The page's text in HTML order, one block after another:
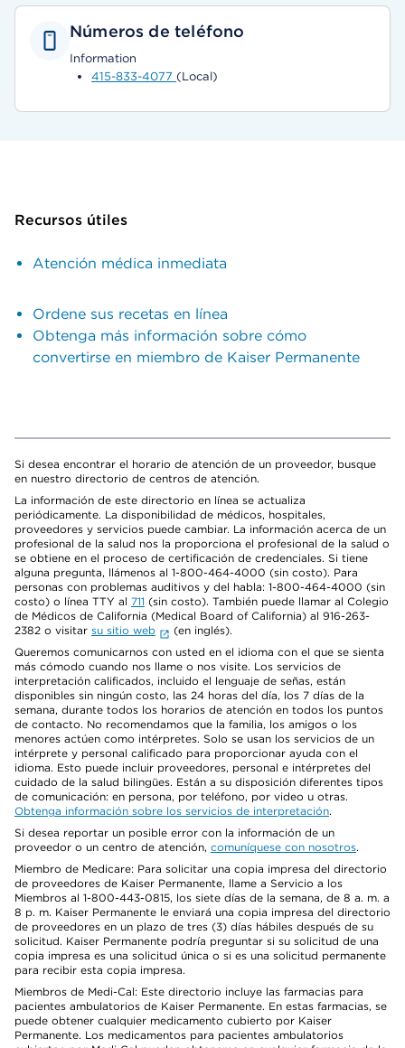
Números de teléfono
Information
415-833-4077 (Local)
Recursos útiles
Atención médica inmediata
Ordene sus recetas en línea
Obtenga más información sobre cómo
convertirse en miembro de Kaiser Permanente
Si desea encontrar el horario de atención de un proveedor, busque
en nuestro directorio de centros de atención.
La información de este directorio en línea se actualiza
periódicamente. La disponibilidad de médicos, hospitales,
proveedores y servicios puede cambiar. La información acerca de un
profesional de la salud nos la proporciona el profesional de la salud o
se obtiene en el proceso de certificación de credenciales. Si tiene
alguna pregunta, llámenos al 1-800-464-4000 (sin costo). Para
personas con problemas auditivos y del habla: 1-800-464-4000 (sin
costo) o línea TTY al 711 (sin costo). También puede llamar al Colegio
de Médicos de California (Medical Board of California) al 916-263-
2382 o visitar su sitio web
(en inglés).
Queremos comunicarnos con usted en el idioma con el que se sienta
más cómodo cuando nos llame o nos visite. Los servicios de
interpretación calificados, incluido el lenguaje de señas, están
disponibles sin ningún costo, las 24 horas del día, los 7 días de la
semana, durante todos los horarios de atención en todos los puntos
de contacto. No recomendamos que la familia, los amigos o los
menores actúen como intérpretes. Solo se usan los servicios de un
intérprete y personal calificado para proporcionar ayuda con el
idioma. Esto puede incluir proveedores, personal e intérpretes del
cuidado de la salud bilingües. Están a su disposición diferentes tipos
de comunicación: en persona, por teléfono, por video u otras.
Obtenga información sobre los servicios de interpretación.
Si desea reportar un posible error con la información de un
proveedor o un centro de atención, comuníquese con nosotros.
Miembro de Medicare: Para solicitar una copia impresa del directorio
de proveedores de Kaiser Permanente, llame a Servicio a los
Miembros al 1-800-443-0815, los siete días de la semana, de 8 a. m. a
8 p. m. Kaiser Permanente le enviará una copia impresa del directorio
de proveedores en un plazo de tres (3) días hábiles después de su
solicitud. Kaiser Permanente podría preguntar si su solicitud de una
copia impresa es una solicitud única o si es una solicitud permanente
para recibir esta copia impresa.
Miembros de Medi-Cal: Este directorio incluye las farmacias para
pacientes ambulatorios de Kaiser Permanente. En estas farmacias, se
puede obtener cualquier medicamento cubierto por Kaiser
Permanente. Los medicamentos para pacientes ambulatorios